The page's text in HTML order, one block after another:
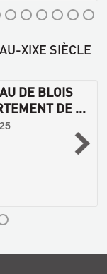
XIXE SIÈCLE
DE BLOIS
DE ...